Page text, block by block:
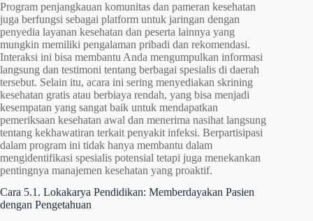
Program penjangkauan komunitas dan pameran kesehatan
juga berfungsi sebagai platform untuk jaringan dengan
penyedia layanan kesehatan dan peserta lainnya yang
mungkin memiliki pengalaman pribadi dan rekomendasi.
Interaksi ini bisa membantu Anda mengumpulkan informasi
langsung dan testimoni tentang berbagai spesialis di daerah
tersebut. Selain itu, acara ini sering menyediakan skrining
kesehatan gratis atau berbiaya rendah, yang bisa menjadi
kesempatan yang sangat baik untuk mendapatkan
pemeriksaan kesehatan awal dan menerima nasihat langsung
tentang kekhawatiran terkait penyakit infeksi. Berpartisipasi
dalam program ini tidak hanya membantu dalam
mengidentifikasi spesialis potensial tetapi juga menekankan
pentingnya manajemen kesehatan yang proaktif.
Cara 5.1. Lokakarya Pendidikan: Memberdayakan Pasien
dengan Pengetahuan